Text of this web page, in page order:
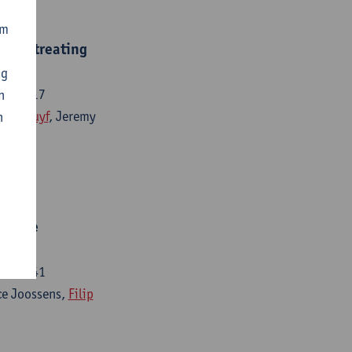
in treating
217
Struyf, Jeremy
141
Joossens, Filip